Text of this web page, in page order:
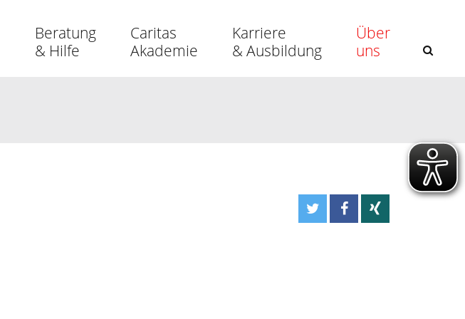
Beratung
& Hilfe
Caritas
Akademie
Karriere
& Ausbildung
Über
uns